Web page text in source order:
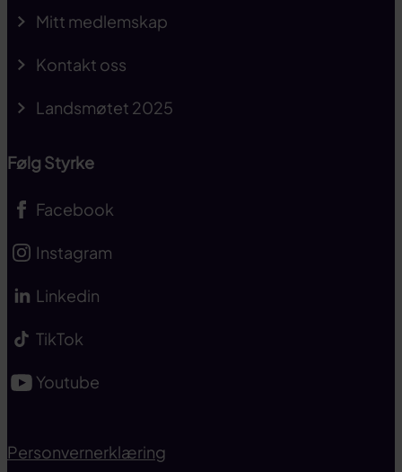
Mitt medlemskap
Kontakt oss
Landsmøtet 2025
Følg Styrke
Facebook
Instagram
Linkedin
TikTok
Youtube
Personvernerklæring